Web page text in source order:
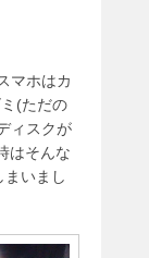
マホはカ
(ただの
ィスクが
はそんな
いまし